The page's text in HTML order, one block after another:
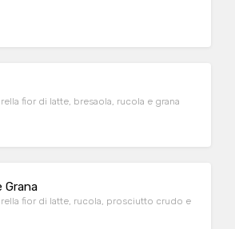
fior di latte, bresaola, rucola e grana
Grana
fior di latte, rucola, prosciutto crudo e